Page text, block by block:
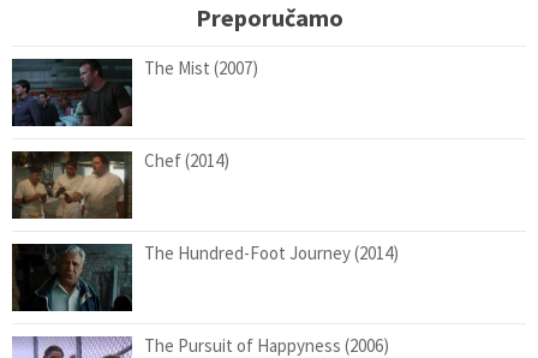
Preporučamo
The Mist (2007)
Chef (2014)
The Hundred-Foot Journey (2014)
The Pursuit of Happyness (2006)